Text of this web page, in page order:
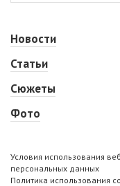
Новости
Статьи
Сюжеты
Фото
Условия использования
персональных данных
Политика использования